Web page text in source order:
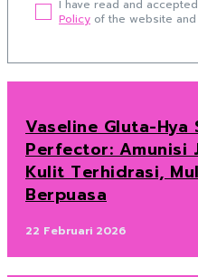
I have read and
Policy of the website and
Vaseline Gluta-Hya
Perfector: Amunisi
Kulit Terhidrasi,
Berpuasa
22 Februari 2026